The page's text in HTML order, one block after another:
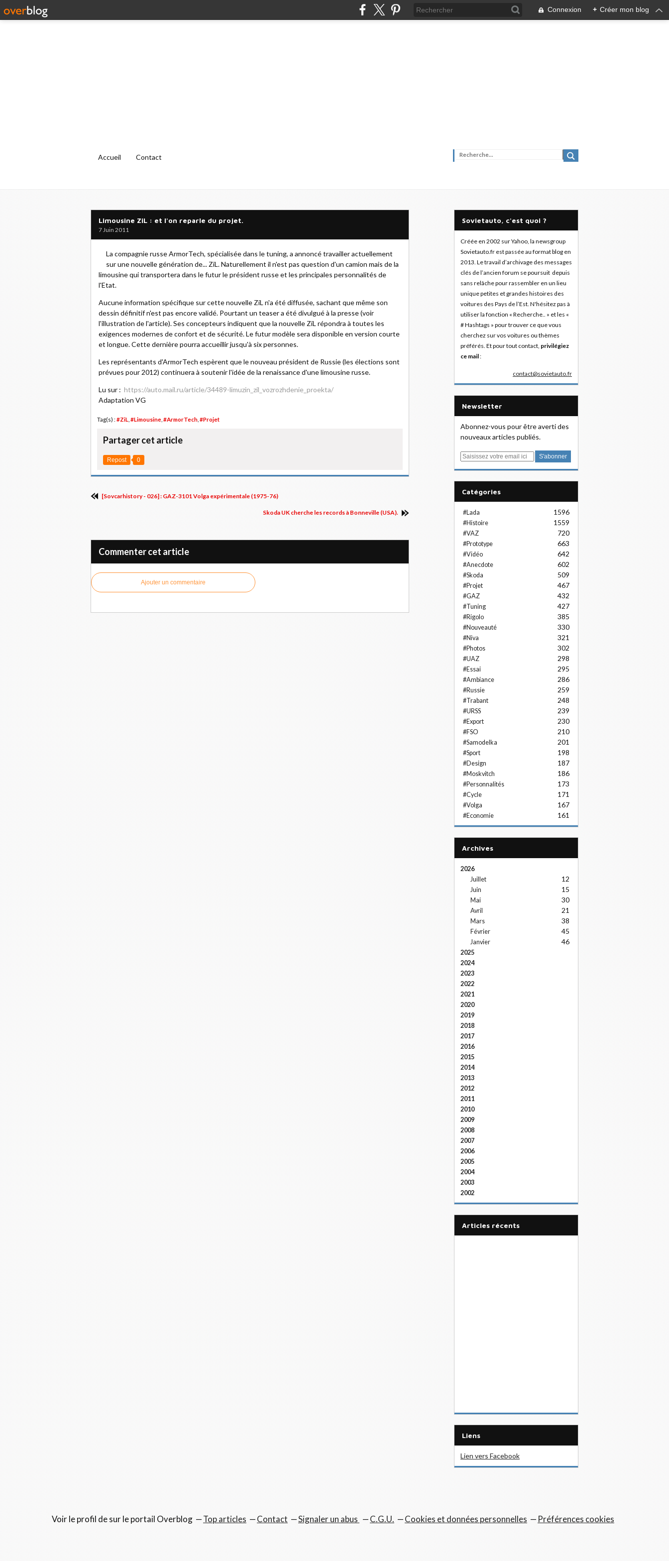
Connexion + Créer mon blog
Accueil Contact
Limousine ZiL : et l'on reparle du projet.
7 Juin 2011
La compagnie russe ArmorTech, spécialisée dans le tuning, a annoncé travailler actuellement
sur une nouvelle génération de... ZiL. Naturellement il n'est pas question d'un camion mais de la
limousine qui transportera dans le futur le président russe et les principales personnalités de
l'Etat.
Aucune information spécifique sur cette nouvelle ZiL n'a été diffusée, sachant que même son
dessin définitif n'est pas encore validé. Pourtant un teaser a été divulgué à la presse (voir
l'illustration de l'article). Ses concepteurs indiquent que la nouvelle ZiL répondra à toutes les
exigences modernes de confort et de sécurité. Le futur modèle sera disponible en version courte
et longue. Cette dernière pourra accueillir jusqu'à six personnes.
Les représentants d'ArmorTech espèrent que le nouveau président de Russie (les élections sont
prévues pour 2012) continuera à soutenir l'idée de la renaissance d'une limousine russe.
Lu sur : https://auto.mail.ru/article/34489-limuzin_zil_vozrozhdenie_proekta/
Adaptation VG
Tag(s) : #ZiL #Limousine #ArmorTech #Projet
Partager cet article
Repost 0
[Sovcarhistory - 026] : GAZ-3101 Volga expérimentale (1975-76)
Skoda UK cherche les records à Bonneville (USA).
Commenter cet article
Ajouter un commentaire
Sovietauto, c'est quoi ?
Créée en 2002 sur Yahoo, la newsgroup
Sovietauto.fr est passée au format blog en
2013. Le travail d’archivage des messages
clés de l’ancien forum se poursuit depuis
sans relâche pour rassembler en un lieu
unique petites et grandes histoires des
voitures des Pays de l’Est. N'hésitez pas à
utiliser la fonction « Recherche.. » et les «
# Hashtags » pour trouver ce que vous
cherchez sur vos voitures ou thèmes
préférés. Et pour tout contact, privilégiez
ce mail:
contact@sovietauto.fr
Newsletter
Abonnez-vous pour être averti des
nouveaux articles publiés.
E
Catégories
#Lada 1596
#Histoire 1559
#VAZ 720
#Prototype 663
#Vidéo 642
#Anecdote 602
#Skoda 509
#Projet 467
#GAZ 432
#Tuning 427
#Rigolo 385
#Nouveauté 330
#Niva 321
#Photos 302
#UAZ 298
#Essai 295
#Ambiance 286
#Russie 259
#Trabant 248
#URSS 239
#Export 230
#FSO 210
#Samodelka 201
#Sport 198
#Design 187
#Moskvitch 186
#Personnalités 173
#Cycle 171
#Volga 167
#Economie 161
Archives
2026
Juillet
12
Juin 15
Mai 30
Avril 21
Mars 38
Février 45
Janvier 46
2025
2024
2023
2022
2021
2020
2019
2018
2017
2016
2015
2014
2013
2012
2011
2010
2009
2008
2007
2006
2005
2004
2003
2002
articles récents
Liens
Lien vers Facebook
Voir le profil desur le portail Overblog Top articles Contact Signaler un abus C.G.U. Cookies et données personnelles Préférences cookies